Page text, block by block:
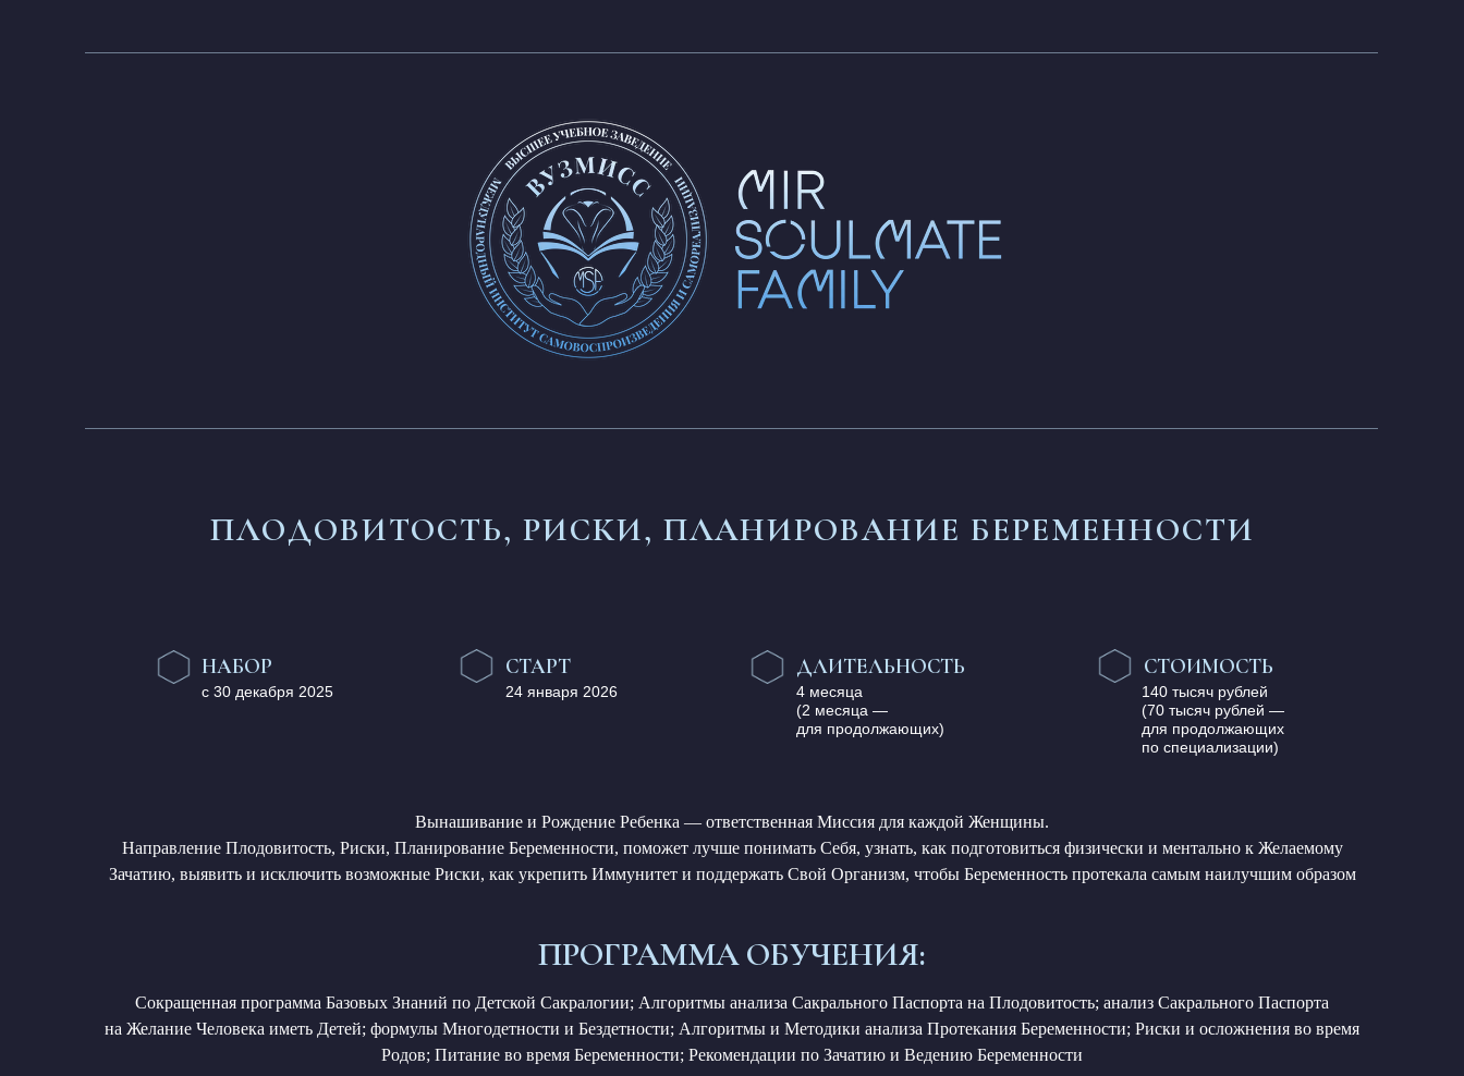
ПЛОДОВИТОСТЬ, РИСКИ, ПЛАНИРОВАНИЕ БЕРЕМЕННОСТИ
с 30 декабря 2025
НАБОР
24 января 2026
4 месяца
(2 месяца —
для продолжающих)
ДЛИТЕЛЬНОСТЬ СТОИМОСТЬ
СТАРТ
140 тысяч рублей
(70 тысяч рублей —
для продолжающих
по специализации)
Вынашивание и Рождение Ребенка — ответственная Миссия для каждой Женщины.
Направление Плодовитость, Риски, Планирование Беременности, поможет лучше понимать Себя, узнать, как подготовиться физически и ментально к Желаемому
Зачатию, выявить и исключить возможные Риски, как укрепить Иммунитет и поддержать Свой Организм, чтобы Беременность протекала самым наилучшим образом
ПРОГРАММА ОБУЧЕНИЯ:
Сокращенная программа Базовых Знаний по Детской Сакралогии; Алгоритмы анализа Сакрального Паспорта на Плодовитость; анализ Сакрального Паспорта
на Желание Человека иметь Детей; формулы Многодетности и Бездетности; Алгоритмы и Методики анализа Протекания Беременности; Риски и осложнения во время
Родов; Питание во время Беременности; Рекомендации по Зачатию и Ведению Беременности